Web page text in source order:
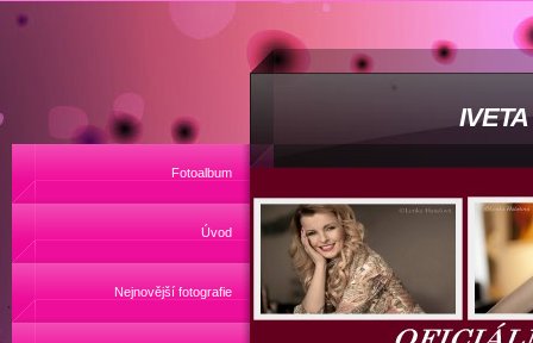
Fotoalbum
Úvod
Nejnovější fotografie